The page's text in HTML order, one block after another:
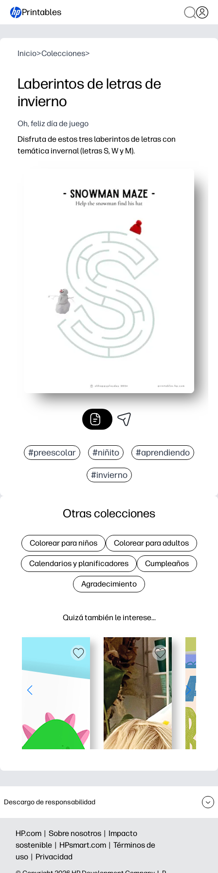
Printables
Inicio>Colecciones>
Laberintos de letras de
invierno
Oh, feliz día de juego
Disfruta de estos tres laberintos de letras con
temática invernal (letras S, W y M).
Los niños practican el reconocimiento de las letras S,
Trazar caminos mejora la motricidad fina, el control
#preescolar #niñito #aprendiendo
#invierno
Quizá también le interese…
Otras colecciones
Colorear para niños Colorear para adultos
Calendarios y planificadores Cumpleaños
Agradecimiento
Descargo de responsabilidad
HP.com | Sobre nosotros | Impacto
sostenible | HPsmart.com | Términos de
uso | Privacidad